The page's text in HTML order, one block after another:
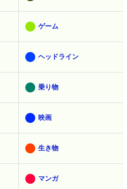
ゲーム
ヘッドライン
乗り物
映画
生き物
マンガ